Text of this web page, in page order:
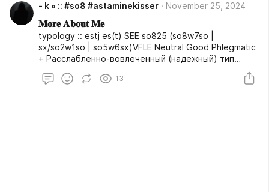
- k » :: #so8 #astaminekisser November 25, 2024
𝐌𝐨𝐫𝐞 𝐀𝐛𝐨𝐮𝐭 𝐌𝐞
typology :: estj es(t) SEE so825 (so8w7so |
sx/so2w1so | so5w6sx)VFLE Neutral Good Phlegmatic
+ Расслабленно-вовлеченный (надежный) тип
деве ; 18, 9, 6, 3 ; 9-9-18
13